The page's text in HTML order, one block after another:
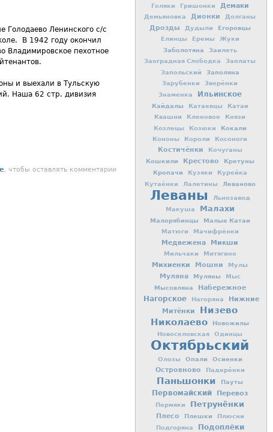
Голодаево Ленинского с/с
В 1942 году окончил
Владимировское пехотное
и выехали в Тульскую
Наша 62 стр. дивизия
Степанович
, чтобы оставлять комментарии
Голяки Гришонки Демаки
Демьяновка Дионки Долганы
Дрозды Дудыли Егоровцы
Елинцы Еремы Жуки
Заболотяна
Заилеть
Заоградная Слободка
Заплаты
Запольский
Заполяна
Зарубенки
Зверёнки
Знаменка
Ильинское
Кайдалы Катаевцы
Катаи
Квашни
Кленовое
Князи
Козлецы
Козюки Кокали
Кононы Короли Косоноги
Костичёнки Кочуганы
Кошкили Крестово
Кретуны
Кропачи
Кузяки
Курейка
Кутаёнки
Лалетины Леваново
Леваны
Льнозавод
Макуша
Малахи
Малорябинцы Малые Катаи
Матюги Мачифрёнки
Медвежена Микши
Мильчаки Митягино
Михиенки Мошни Мулы
Муляна Муляны Мыс
Мысовляна Набережное
Нагорское Нагоряна
Нижние
Митёнки
Низево
Николаево
Новожилы
Новоселовская Одинцы
Октябрьский
Олозы Опали Осиенки
Островново Падерёнки
Паньшонки Пауты
Первомайский Перевоз
Пермяки Петрунёнки
Плесо Плешки
Плюсни
Подгоряна
Подоплёки